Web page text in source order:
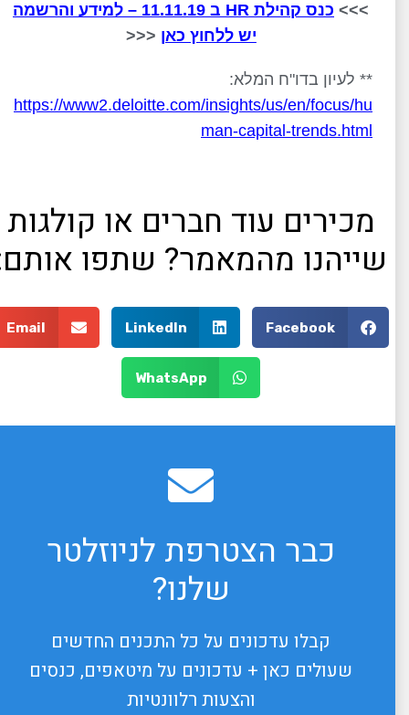
>>>
כנס קהילת HR ב 11.11.19 – למידע והרשמה
יש ללחוץ כאן <<<
** לעיון בדו"ח המלא:
https://www2.deloitte.com/insights/us/en/focus/hu
man-capital-trends.html
מכירים עוד חברים או קולגות
שייהנו מהמאמר? שתפו אותם:
Facebook
LinkedIn
Email
WhatsApp
כבר הצטרפת לניוזלטר
שלנו?
קבלו עדכונים על כל התכנים החדשים
שעולים כאן + עדכונים על מיטאפים, כנסים
והצעות רלוונטיות